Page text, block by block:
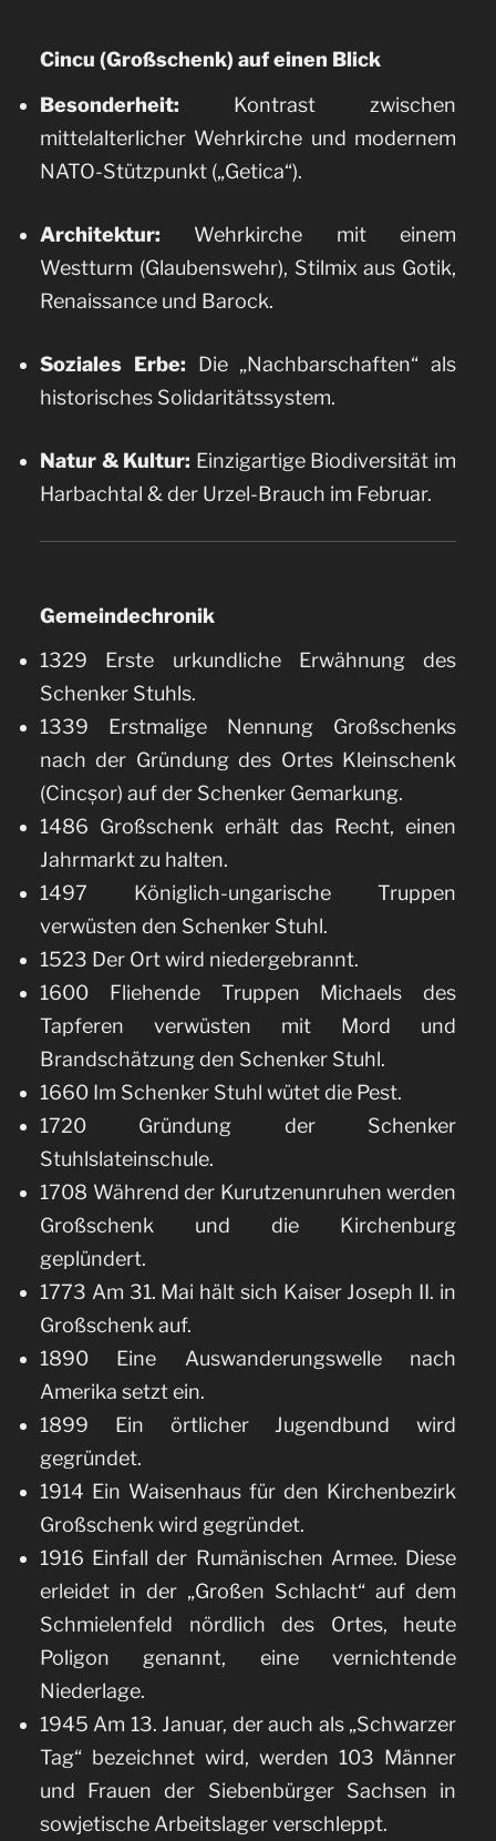
Cincu (Großschenk) auf einen Blick
Besonderheit: Kontrast zwischen
mittelalterlicher Wehrkirche und modernem
NATO-Stützpunkt („Getica“).
Architektur: Wehrkirche mit einem
Westturm (Glaubenswehr), Stilmix aus Gotik,
Renaissance und Barock.
Soziales Erbe: Die „Nachbarschaften“ als
historisches Solidaritätssystem.
Natur & Kultur: Einzigartige Biodiversität im
Harbachtal & der Urzel-Brauch im Februar.
Gemeindechronik
1329 Erste urkundliche Erwähnung des
Schenker Stuhls.
1339 Erstmalige Nennung Großschenks
nach der Gründung des Ortes Kleinschenk
(Cincșor) auf der Schenker Gemarkung.
1486 Großschenk erhält das Recht, einen
Jahrmarkt zu halten.
1497 Königlich-ungarische Truppen
verwüsten den Schenker Stuhl.
1523 Der Ort wird niedergebrannt.
1600 Fliehende Truppen Michaels des
Tapferen verwüsten mit Mord und
Brandschätzung den Schenker Stuhl.
1660 Im Schenker Stuhl wütet die Pest.
1720 Gründung der Schenker
Stuhlslateinschule.
1708 Während der Kurutzenunruhen werden
Großschenk und die Kirchenburg
geplündert.
1773 Am 31. Mai hält sich Kaiser Joseph II. in
Großschenk auf.
1890 Eine Auswanderungswelle nach
Amerika setzt ein.
1899 Ein örtlicher Jugendbund wird
gegründet.
1914 Ein Waisenhaus für den Kirchenbezirk
Großschenk wird gegründet.
1916 Einfall der Rumänischen Armee. Diese
erleidet in der „Großen Schlacht“ auf dem
Schmielenfeld nördlich des Ortes, heute
Poligon genannt, eine vernichtende
Niederlage.
1945 Am 13. Januar, der auch als „Schwarzer
Tag“ bezeichnet wird, werden 103 Männer
und Frauen der Siebenbürger Sachsen in
sowjetische Arbeitslager verschleppt.